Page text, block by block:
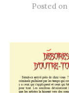
Posted on